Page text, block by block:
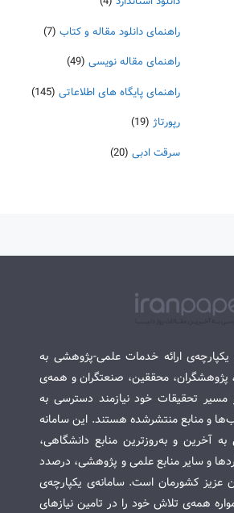
راهنمای دانلود مقاله و کتاب (7)
راهنمای مقاله نویسی (49)
راهنمای پایگاه های اطلاعاتی (145)
رپورتاژ (19)
سرقت ادبی (20)
یکپارچه‌ی ارائه خدمات علمی-پژوهشی به
پژوهشگران، محققین، صنعتگران و همه‌ی
تحقیقات خود نیازمند دسترسی به
و منابع منتشرشده هستند. این سامانه
به آخرین و به‌روزترین منابع دانشگاهی،
و سایر منابع علمی و پژوهشی، درصدد
عزیز کشورمان است. سامانه‌ی یکپارچه‌ی
همه‌ی تلاش خود را در تامین نیازهای